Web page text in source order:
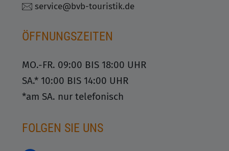
service@bvb-touristik.de
ÖFFNUNGSZEITEN
MO.-FR. 09:00 BIS 18:00 UHR
SA.* 10:00 BIS 14:00 UHR
*am SA. nur telefonisch
FOLGEN SIE UNS